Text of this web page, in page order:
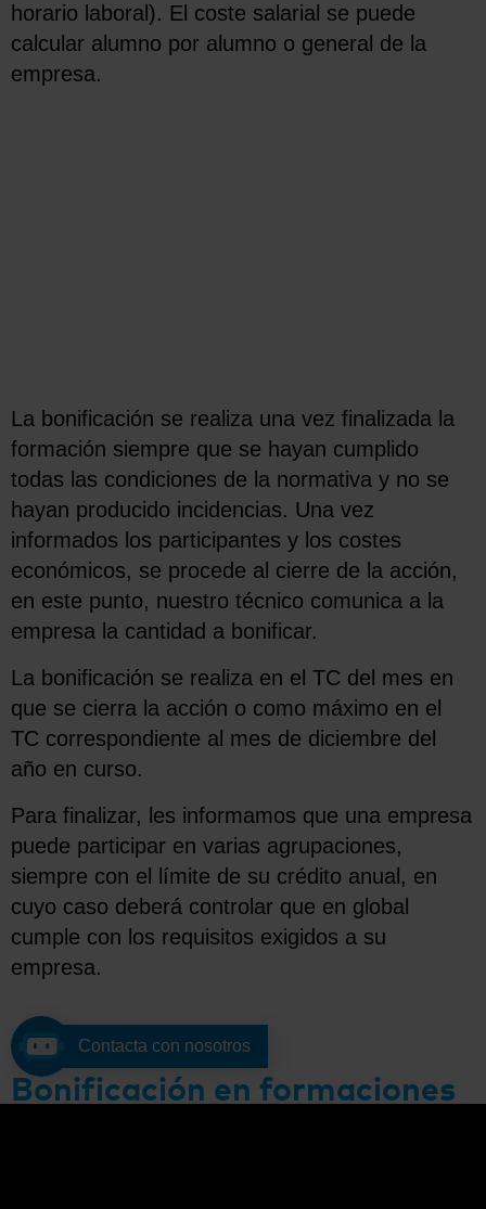
horario laboral). El coste salarial se puede
calcular alumno por alumno o general de la
empresa.
La bonificación se realiza una vez finalizada la
formación siempre que se hayan cumplido
todas las condiciones de la normativa y no se
hayan producido incidencias. Una vez
informados los participantes y los costes
económicos, se procede al cierre de la acción,
en este punto, nuestro técnico comunica a la
empresa la cantidad a bonificar.
La bonificación se realiza en el TC del mes en
que se cierra la acción o como máximo en el
TC correspondiente al mes de diciembre del
año en curso.
Para finalizar, les informamos que una empresa
puede participar en varias agrupaciones,
siempre con el límite de su crédito anual, en
cuyo caso deberá controlar que en global
cumple con los requisitos exigidos a su
empresa.
Bonificación en formaciones
Contacta con nosotros